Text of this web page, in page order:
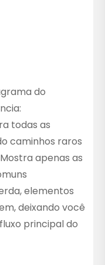
do
todas as
caminhos raros
apenas as
elementos
deixando você
principal do